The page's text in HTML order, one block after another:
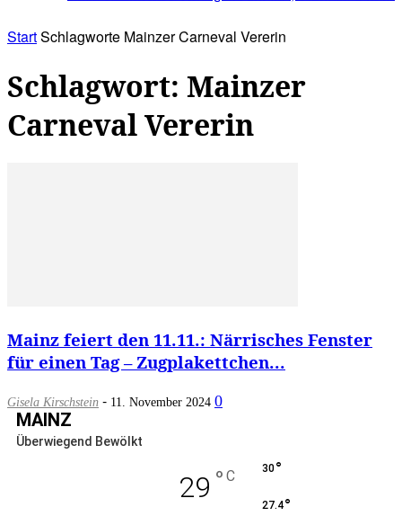
StartSchlagworte Mainzer Carneval Vererin
Schlagwort: Mainzer
Carneval Vererin
Mainz feiert den 11.11.: Närrisches Fenster
für einen Tag – Zugplakettchen...
Gisela Kirschstein - 11. November 2024 0
MAINZ
Überwiegend Bewölkt
29 ° C 30°
27.4°